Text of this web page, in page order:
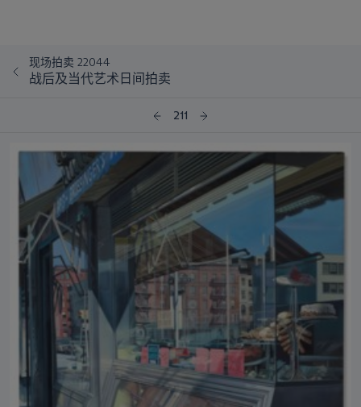
现场拍卖 22044
战后及当代艺术日间拍卖
211